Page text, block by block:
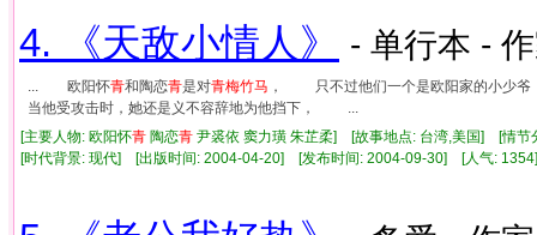
4. 《天敌小情人》 - 单行本 -
... 欧阳怀青和陶恋青是对青梅竹马 ， 只不过他们一个是欧阳家的小少爷
当他受攻击时，她还是义不容辞地为他挡下， ...
[主要人物: 欧阳怀青 陶恋青 尹裘依 窦力璜 朱芷柔] [故事地点: 台湾,美国] [情节
[时代背景: 现代] [出版时间: 2004-04-20] [发布时间: 2004-09-30] [人气: